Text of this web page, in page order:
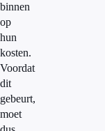
binnen
op
hun
kosten.
Voordat
dit
gebeurt,
moet